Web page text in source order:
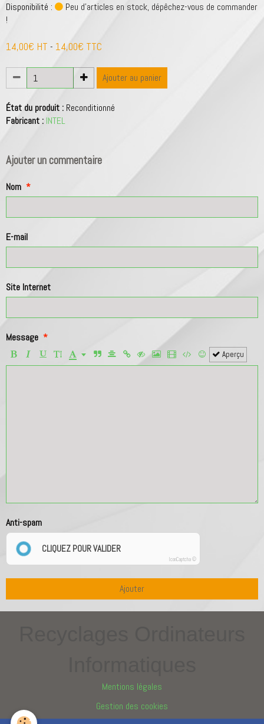
Disponibilité :
Peu d'articles en stock, dépêchez-vous de commander
!
14,00€ HT - 14,00€ TTC
Ajouter au panier
État du produit : Reconditionné
Fabricant : INTEL
Ajouter un commentaire
Nom
E-mail
Site Internet
Message
Aperçu
Anti-spam
CLIQUEZ POUR VALIDER
IconCaptcha ©
Ajouter
Mentions légales
Gestion des cookies